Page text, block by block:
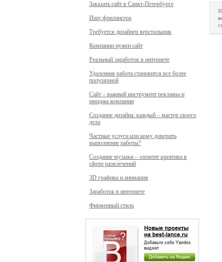
Заказать сайт в Санкт-Петербурге
Ищу фрилансера
Требуется дизайнер верстальщик
Компании нужен сайт
Реальный заработок в интернете
Удаленная работа становится все более
популярной
Сайт – важный инструмент рекламы и
имиджа компании
Создание дизайна: каждый – мастер своего
дела
Частные услуги или кому доверить
выполнение работы?
Создание музыки – элемент креатива в
сфере развлечений
3D графика и анимация
Заработок в интернете
Фирменный стиль